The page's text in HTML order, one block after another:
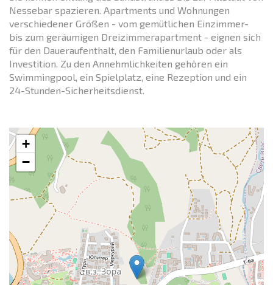
Nessebar spazieren. Apartments und Wohnungen
verschiedener Größen - vom gemütlichen Einzimmer-
bis zum geräumigen Dreizimmerapartment - eignen sich
für den Daueraufenthalt, den Familienurlaub oder als
Investition. Zu den Annehmlichkeiten gehören ein
Swimmingpool, ein Spielplatz, eine Rezeption und ein
24-Stunden-Sicherheitsdienst.
+
−